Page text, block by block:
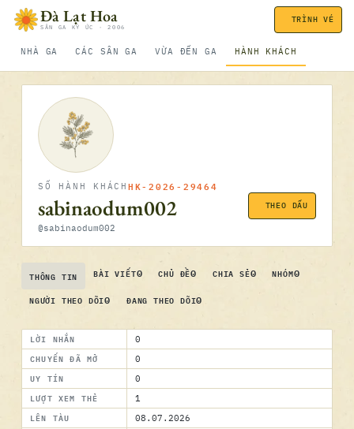
Bỏ qua nội dungĐà Lạt Hoa
SÂN GA KÝ ỨC · 2006
NHÀ GA CÁC SÂN GA VỪA ĐẾN GA HÀNH KHÁCH
TRÌNH VÉ
SỐ HÀNH KHÁCH HK-2026-29464
sabinaodum002
@sabinaodum002
THEO DẤU
THÔNG TIN BÀI VIẾT0 CHỦ ĐỀ0 CHIA SẺ0 NHÓM0
NGƯỜI THEO DÕI0 ĐANG THEO DÕI0
LỜI NHẮN 0
CHUYẾN ĐÃ MỞ 0
UY TÍN 0
LƯỢT XEM THẺ 1
LÊN TÀU 08.07.2026